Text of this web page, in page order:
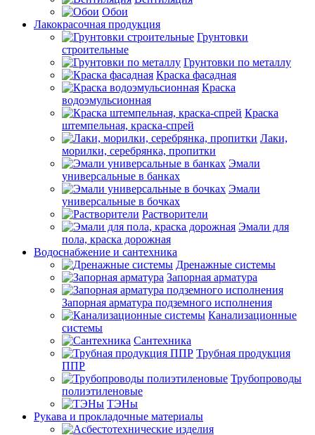
Обои
Лакокрасочная продукция
Грунтовки
строительные
Грунтовки по металлу
Краска фасадная
Краска
водоэмульсионная
Краска
штемпельная, краска-спрей
Лаки,
морилки, серебрянка, пропитки
Эмали
универсальные в банках
Эмали
универсальные в бочках
Растворители
Эмали для
пола, краска дорожная
Водоснабжение и сантехника
Дренажные системы
Запорная арматура
Запорная арматура подземного исполнения
Канализационные
системы
Сантехника
Трубная продукция
ППР
Трубопроводы
полиэтиленовые
ТЭНы
Рукава и прокладочные материалы